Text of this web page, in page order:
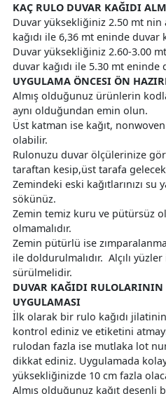
KAÇ RULO DUVAR
Duvar yüksekliğiniz 2.50 mt nin
kağıdı ile 6,36 mt eninde
Duvar yüksekliğiniz 2.60-3.00
duvar kağıdı ile 5.30 mt
UYGULAMA ÖNCESI ÖN
Almış olduğunuz ürünlerin
aynı olduğundan emin olun.
Üst katman ise kağıt,
olabilir.
Rulonuzu duvar ölçülerinize
taraftan kesip,üst tarafa
Zemindeki eski kağıtlarınızı su
sökünüz.
Zemin temiz kuru ve pütürsüz
olmamalıdır.
Zemin pütürlü ise
ile doldurulmalıdır. Alçılı
sürülmelidir.
DUVAR KAĞIDI
UYGULAMASI
İlk olarak bir rulo kağıdı
kontrol ediniz ve etiketini
rulodan fazla ise mutlaka lot
dikkat ediniz. Uygulamada
yüksekliğinizde 10 cm fazla
Almış olduğunuz kağıt desenli